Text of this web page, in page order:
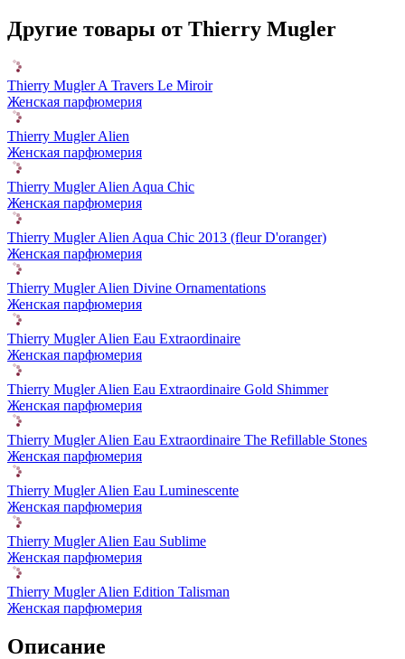
Другие товары от Thierry Mugler
Thierry Mugler A Travers Le Miroir
Женская парфюмерия
Thierry Mugler Alien
Женская парфюмерия
Thierry Mugler Alien Aqua Chic
Женская парфюмерия
Thierry Mugler Alien Aqua Chic 2013 (fleur D'oranger)
Женская парфюмерия
Thierry Mugler Alien Divine Ornamentations
Женская парфюмерия
Thierry Mugler Alien Eau Extraordinaire
Женская парфюмерия
Thierry Mugler Alien Eau Extraordinaire Gold Shimmer
Женская парфюмерия
Thierry Mugler Alien Eau Extraordinaire The Refillable Stones
Женская парфюмерия
Thierry Mugler Alien Eau Luminescente
Женская парфюмерия
Thierry Mugler Alien Eau Sublime
Женская парфюмерия
Thierry Mugler Alien Edition Talisman
Женская парфюмерия
Описание